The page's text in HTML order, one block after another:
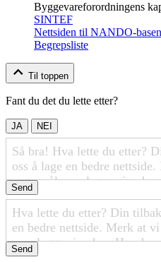
Byggevareforordningens
SINTEF
Nettsiden til NANDO-basen
Begrepsliste
Til toppen
Fant du det du lette etter?
JA NEI
Send
Send